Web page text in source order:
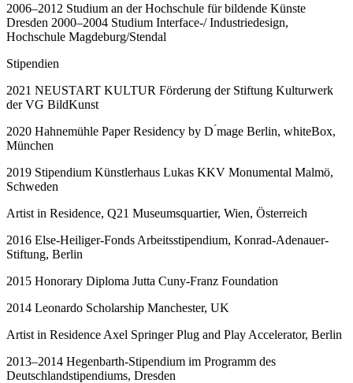
2006–2012 Studium an der Hochschule für bildende Künste
Dresden 2000–2004 Studium Interface-/ Industriedesign,
Hochschule Magdeburg/Stendal
Stipendien
2021 NEUSTART KULTUR Förderung der Stiftung Kulturwerk
der VG BildKunst
2020 Hahnemühle Paper Residency by D ́mage Berlin, whiteBox,
München
2019 Stipendium Künstlerhaus Lukas KKV Monumental Malmö,
Schweden
Artist in Residence, Q21 Museumsquartier, Wien, Österreich
2016 Else-Heiliger-Fonds Arbeitsstipendium, Konrad-Adenauer-
Stiftung, Berlin
2015 Honorary Diploma Jutta Cuny-Franz Foundation
2014 Leonardo Scholarship Manchester, UK
Artist in Residence Axel Springer Plug and Play Accelerator, Berlin
2013–2014 Hegenbarth-Stipendium im Programm des
Deutschlandstipendiums, Dresden